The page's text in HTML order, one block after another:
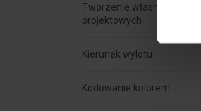
Tworzenie własnych
projektowych
Kierunek wylotu
Kodowanie kolorem